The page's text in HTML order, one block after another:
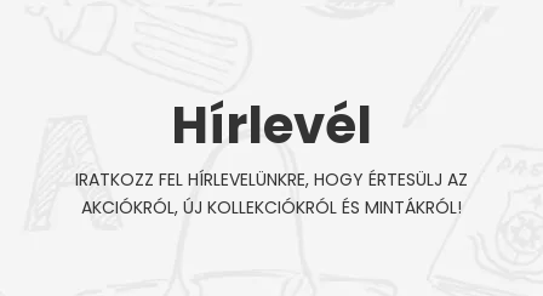
Hírlevél
IRATKOZZ FEL HÍRLEVELÜNKRE, HOGY ÉRTESÜLJ AZ
AKCIÓKRÓL, ÚJ KOLLEKCIÓKRÓL ÉS MINTÁKRÓL!